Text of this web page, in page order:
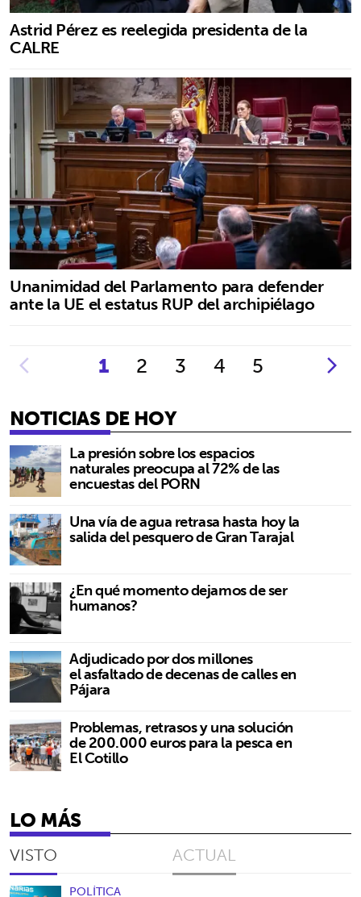
Astrid Pérez es reelegida presidenta de la
CALRE
Unanimidad del Parlamento para defender
ante la UE el estatus RUP del archipiélago
1 2 3 4
5
NOTICIAS DE HOY
La presión sobre los espacios
naturales preocupa al 72% de las
encuestas del PORN
Una vía de agua retrasa hasta hoy la
salida del pesquero de Gran Tarajal
¿En qué momento dejamos de ser
humanos?
Adjudicado por dos millones
el asfaltado de decenas de calles en
Pájara
Problemas, retrasos y una solución
de 200.000 euros para la pesca en
El Cotillo
LO MÁS
VISTO ACTUAL
POLÍTICA